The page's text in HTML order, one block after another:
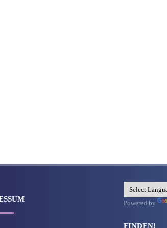
Powered by
FINDEN!